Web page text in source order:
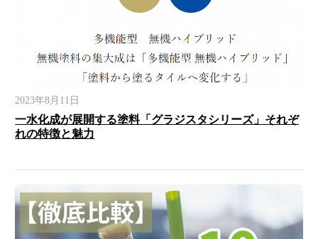
2023年8月11日
一水化成が展開する塗料「グラジスタシリーズ」それぞ
れの特徴と魅力